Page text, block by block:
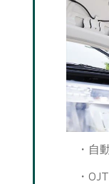
・自
・